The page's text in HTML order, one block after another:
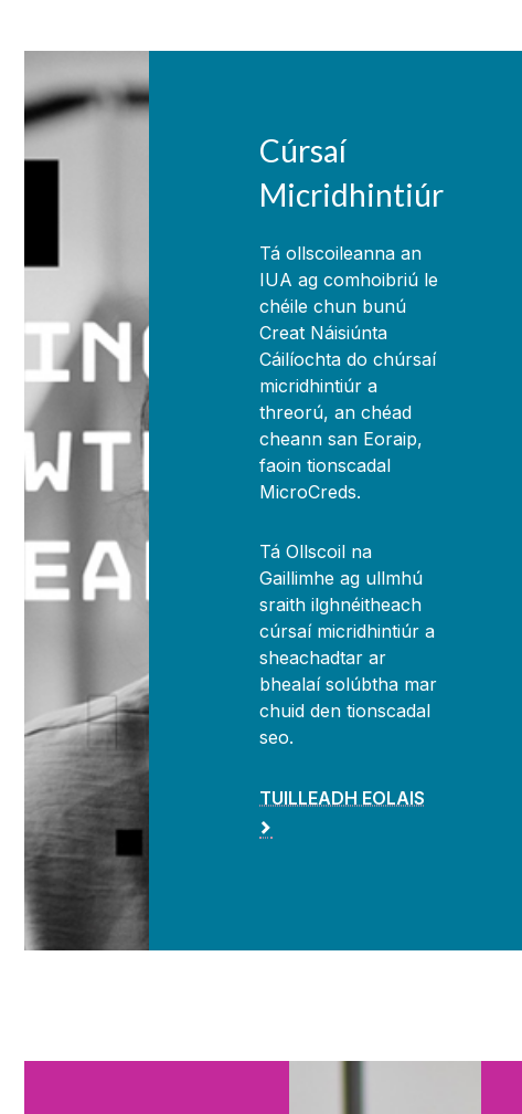
Cúrsaí
Micridhintiúr
Tá ollscoileanna an
IUA ag comhoibriú le
chéile chun bunú
Creat Náisiúnta
Cáilíochta do chúrsaí
micridhintiúr a
threorú, an chéad
cheann san Eoraip,
faoin tionscadal
MicroCreds.
Tá Ollscoil na
Gaillimhe ag ullmhú
sraith ilghnéitheach
cúrsaí micridhintiúr a
sheachadtar ar
bhealaí solúbtha mar
chuid den tionscadal
seo.
TUILLEADH EOLAIS